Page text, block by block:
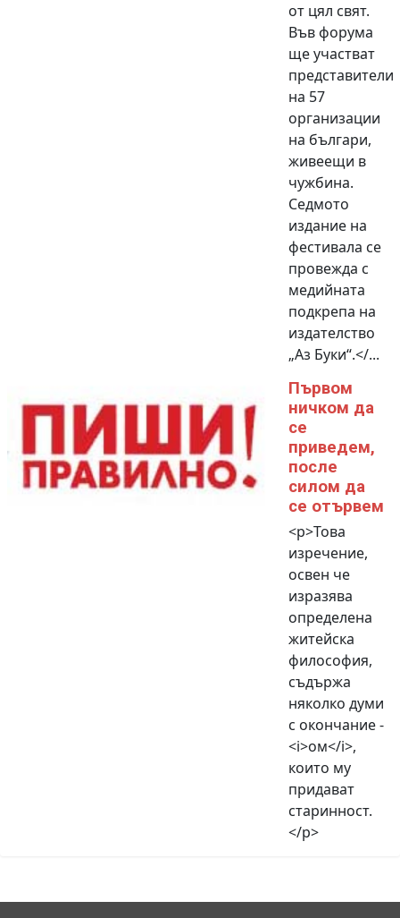
от цял свят.
Във форума
ще участват
представители
на 57
организации
на българи,
живеещи в
чужбина.
Седмото
издание на
фестивала се
провежда с
медийната
подкрепа на
издателство
„Аз Буки“.</...
Първом
ничком да
се
приведем,
после
силом да
се отървем
<p>Това
изречение,
освен че
изразява
определена
житейска
философия,
съдържа
няколко думи
с окончание -
<i>ом</i>,
които му
придават
старинност.
</p>